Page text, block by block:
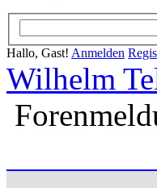
Hallo, Gast! Anmelden
Wilhelm